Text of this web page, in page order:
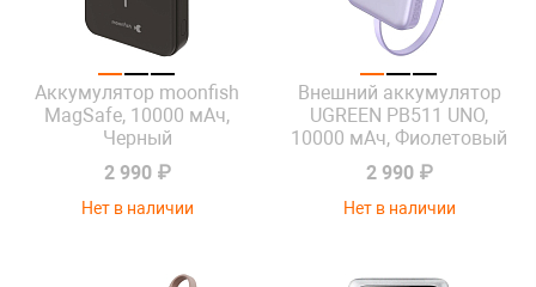
Аккумулятор moonfish
MagSafe, 10000 мАч,
Черный
2 990 ₽
Нет в наличии
Внешний аккумулятор
UGREEN PB511 UNO,
10000 мАч, Фиолетовый
2 990 ₽
Нет в наличии